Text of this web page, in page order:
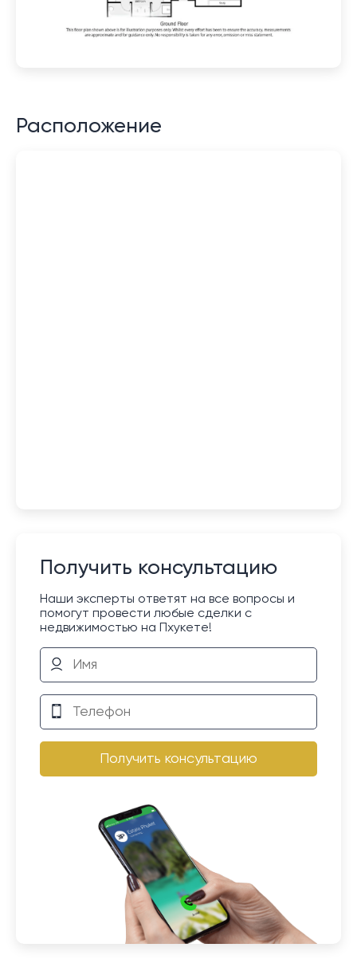
Расположение
Получить консультацию
Наши эксперты ответят на все вопросы и
помогут провести любые сделки с
недвижимостью на Пхукете!
Получить консультацию